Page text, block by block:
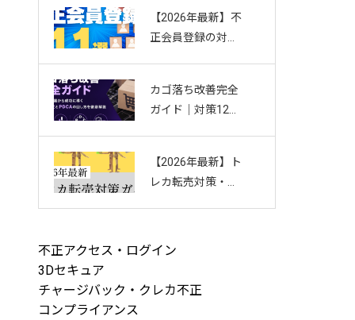
【2026年最新】不
正会員登録の対策
アドを防ぐお悩み
別ガイド
カゴ落ち改善完全
ガイド｜対策12選
回し方を徹底解説
【2026年最新】ト
レカ転売対策・完
不正アクセス・ログイン
3Dセキュア
チャージバック・クレカ不正
コンプライアンス